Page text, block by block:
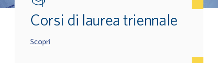
Corsi di laurea triennale
Scopri